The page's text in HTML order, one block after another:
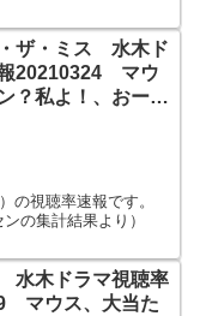
ザ・ミス 水木ド
20210324 マウ
？私よ！、おー！
の視聴率速報です。
の集計結果より）
水木ドラマ視聴率
マウス、大当た